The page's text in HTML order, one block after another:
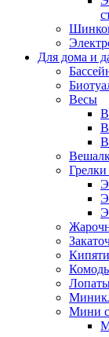
Для дома и
Весы
Грелки
Мини